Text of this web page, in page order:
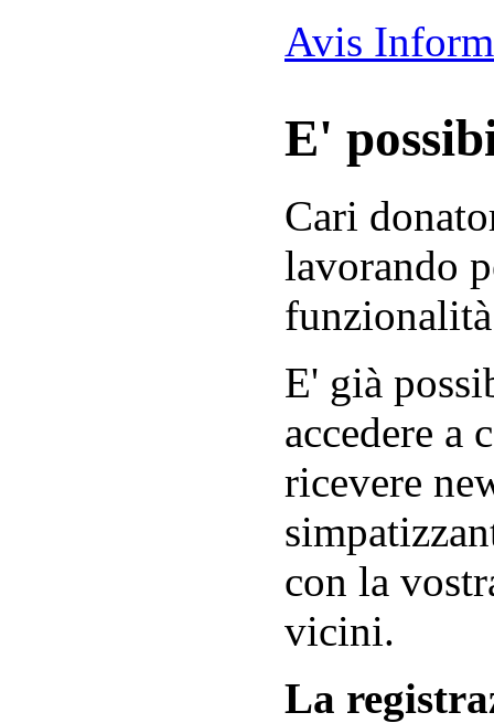
Avis
E'
Cari
lavorando
E' già
accedere a
ricevere
con la
vicini.
La